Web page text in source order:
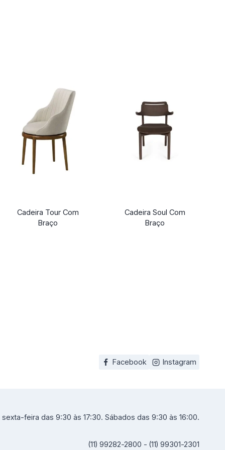
Cadeira Tour Com
Braço
Cadeira Soul Com
Braço
Facebook Instagram
sexta-feira das 9:30 às 17:30. Sábados das 9:30 às 16:00.
(11) 99282-2800 - (11) 99301-2301